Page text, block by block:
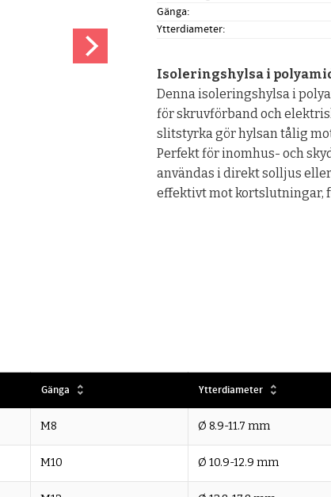
Gänga
Ytterdiameter
Isoleringshylsa i
Denna isoleringshylsa i
för skruvförband och
slitstyrka gör hylsan tålig
Perfekt för inomhus- och
användas i direkt solljus
effektivt mot kortslutningar,
Gänga Ytterdiameter
M8 Ø 8.9-11.7 mm
M10 Ø 10.9-12.9 mm